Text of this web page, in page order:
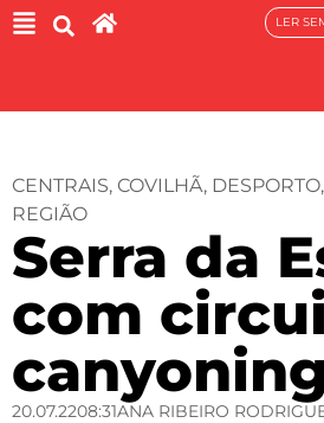
LER
CENTRAIS, COVILHÃ, DESPORTO,
REGIÃO
Serra da
com
canyoning
20.07.2208:31ANA RIBEIRO